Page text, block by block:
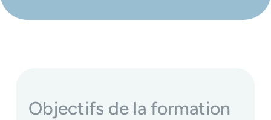
Objectifs de la formation